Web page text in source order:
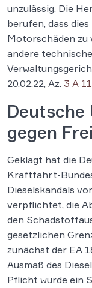
unzulässig. Die
berufen, dass
Motorschäden zu
andere
20.02.22, Az. 3 A
Deutsche
gegen
Geklagt hat die
Kraftfahrt-
Dieselskandals
verpflichtet, die
den
gesetzlichen
zunächst der EA
Ausmaß des
Pflicht wurde ein